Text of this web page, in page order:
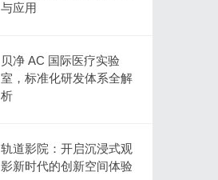
与应用
贝净 AC 国际医疗实验
室，标准化研发体系全解
析
轨道影院：开启沉浸式观
影新时代的创新空间体验